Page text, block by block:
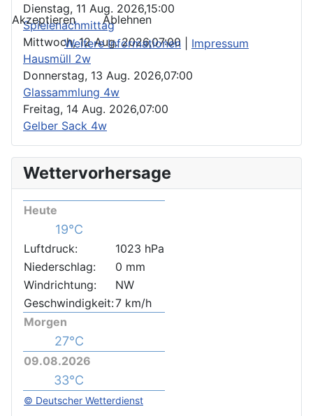
Dienstag, 11 Aug. 2026,15:00
Spielenachmittag
Mittwoch, 12 Aug. 2026,07:00
Hausmüll 2w
Donnerstag, 13 Aug. 2026,07:00
Glassammlung 4w
Freitag, 14 Aug. 2026,07:00
Gelber Sack 4w
Wettervorhersage
Heute
19°C
Luftdruck:
1023 hPa
Niederschlag:
0 mm
Windrichtung:
NW
Geschwindigkeit:7 km/h
Morgen
27°C
09.08.2026
33°C
© Deutscher Wetterdienst
Akzeptieren
Ablehnen
Weitere Informationen
Impressum